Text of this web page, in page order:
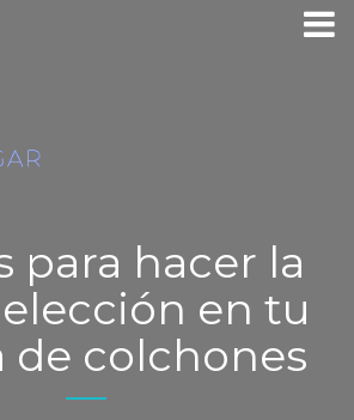
para hacer la
en tu
de colchones